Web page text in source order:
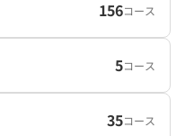
156コース
5コース
35コース